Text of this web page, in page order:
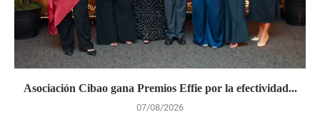
Asociación Cibao gana Premios Effie por la efectividad...
07/08/2026